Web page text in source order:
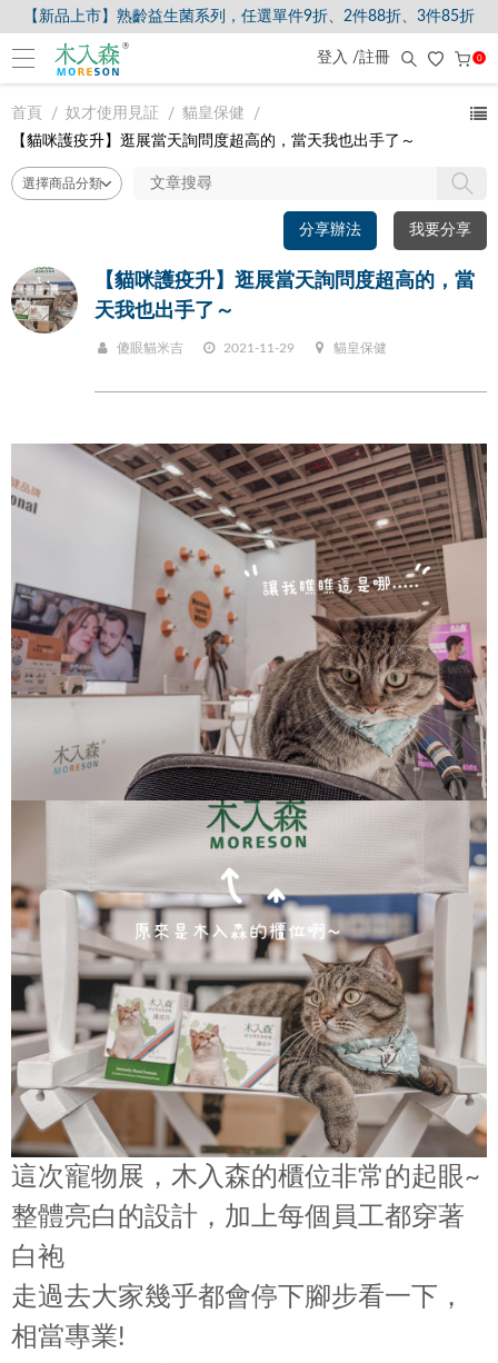
【新品上市】熟齡益生菌系列，任選單件9折、2件88折、3件85折
登入 /註冊 0
首頁 奴才使用見証
貓皇保健
【貓咪護疫升】逛展當天詢問度超高的，當天我也出手了～
分享辦法 我要分享
【貓咪護疫升】逛展當天詢問度超高的，當
天我也出手了～
傻眼貓米吉 2021-11-29 貓皇保健
這次寵物展，木入森的櫃位非常的起眼~
整體亮白的設計，加上每個員工都穿著
白袍
走過去大家幾乎都會停下腳步看一下，
相當專業!